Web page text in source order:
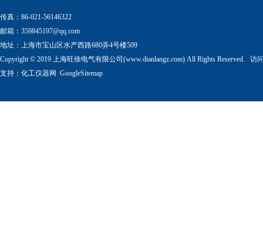
传真：86-021-56146322
邮箱： 359845197@qq.com
地址：上海市宝山区水产西路680弄4号楼509
Copyright © 2019 上海旺徐电气有限公司(www.dianlangz.com) All Rights Reserved. 访
支持： 化工仪器网 GoogleSitemap